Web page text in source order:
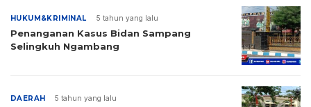
HUKUM&KRIMINAL 5 tahun yang lalu
Penanganan Kasus Bidan Sampang
Selingkuh Ngambang
DAERAH 5 tahun yang lalu